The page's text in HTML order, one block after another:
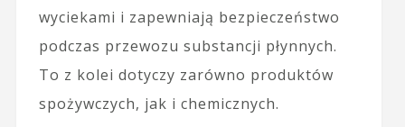
wyciekami i zapewniają bezpieczeństwo
podczas przewozu substancji płynnych.
To z kolei dotyczy zarówno produktów
spożywczych, jak i chemicznych.